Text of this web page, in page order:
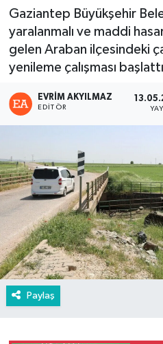
Gaziantep Büyükşehir
yaralanmalı ve maddi
gelen Araban ilçesindeki
yenileme çalışması
EVRIM AKYILMAZ
EDITÖR
Paylaş
Son Dakika Haberleri
Haber Arşivi